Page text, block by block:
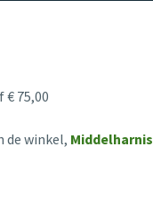
75,00
de winkel, Middelharnis